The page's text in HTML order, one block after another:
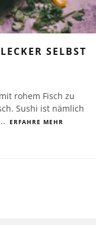
SELBST
rohem Fisch zu
Sushi ist nämlich
ERFAHRE MEHR